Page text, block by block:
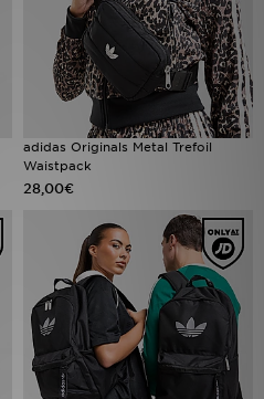
adidas Originals Metal Trefoil
Waistpack
28,00€